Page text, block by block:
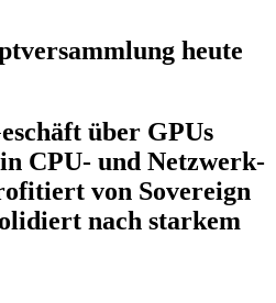
heute
über GPUs
CPU- und Netzwerk-
von Sovereign
nach starkem